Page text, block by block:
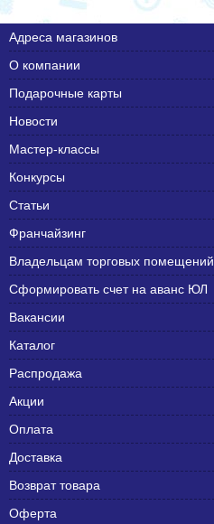
Адреса магазинов
О компании
Подарочные карты
Новости
Мастер-классы
Конкурсы
Статьи
Франчайзинг
Владельцам торговых помещений
Сформировать счет на аванс ЮЛ
Вакансии
Каталог
Распродажа
Акции
Оплата
Доставка
Возврат товара
Оферта